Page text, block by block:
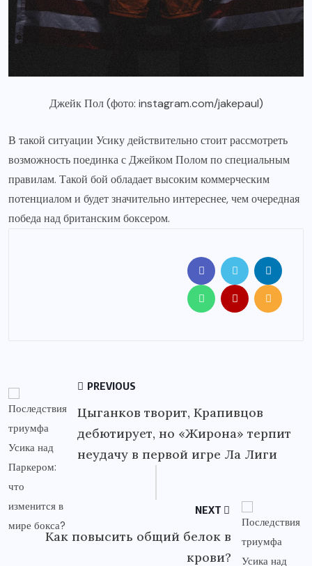
Джейк Пол (фото: instagram.com/jakepaul)
В такой ситуации Усику действительно стоит рассмотреть
возможность поединка с Джейком Полом по специальным
правилам. Такой бой обладает высоким коммерческим
потенциалом и будет значительно интереснее, чем очередная
победа над британским боксером.
PREVIOUS
Цыганков творит, Крапивцов
дебютирует, но «Жирона» терпит
неудачу в первой игре Ла Лиги
NEXT
Как повысить общий белок в
крови?